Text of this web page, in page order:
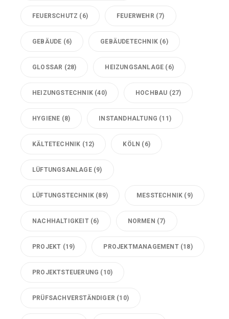
FEUERSCHUTZ (6) FEUERWEHR (7)
GEBÄUDE (6) GEBÄUDETECHNIK (6)
GLOSSAR (28) HEIZUNGSANLAGE (6)
HEIZUNGSTECHNIK (40) HOCHBAU (27)
HYGIENE (8) INSTANDHALTUNG (11)
KÄLTETECHNIK (12) KÖLN (6)
LÜFTUNGSANLAGE(9)
LÜFTUNGSTECHNIK (89) MESSTECHNIK (9)
NACHHALTIGKEIT(6) NORMEN (7)
PROJEKT (19) PROJEKTMANAGEMENT(18)
PROJEKTSTEUERUNG (10)
PRÜFSACHVERSTÄNDIGER (10)